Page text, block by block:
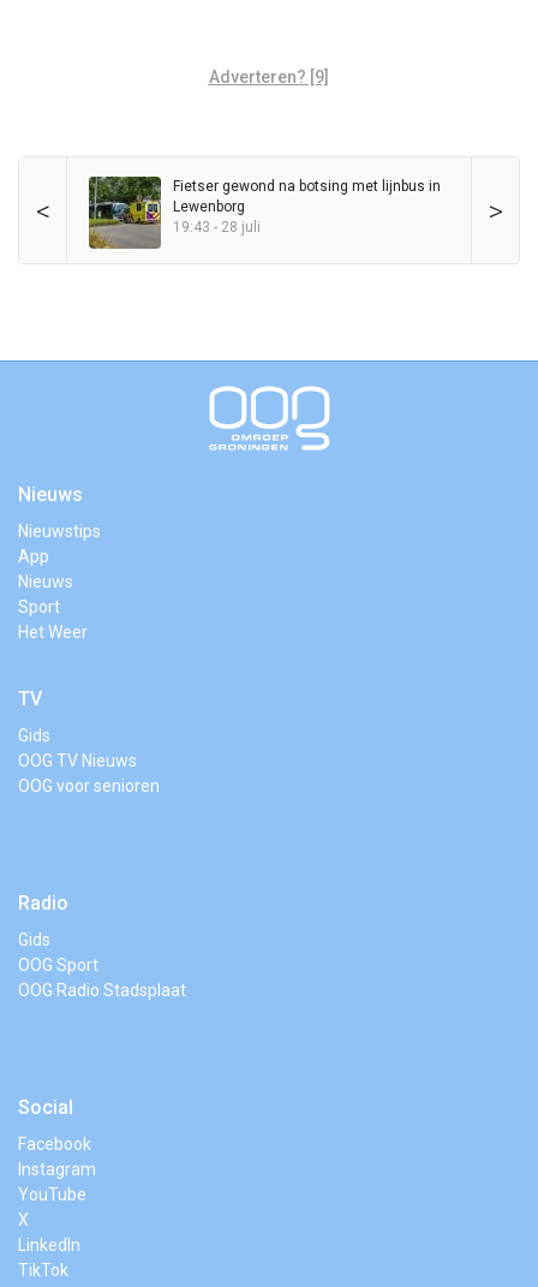
Adverteren? [9]
< >
Fietser gewond na botsing met lijnbus in
Lewenborg
19:43 - 28 juli
Nieuws
Nieuwstips
App
Nieuws
Sport
Het Weer
TV
Gids
OOG TV Nieuws
OOG voor senioren
Radio
Gids
OOG Sport
OOG Radio Stadsplaat
Social
Facebook
Instagram
YouTube
X
LinkedIn
TikTok